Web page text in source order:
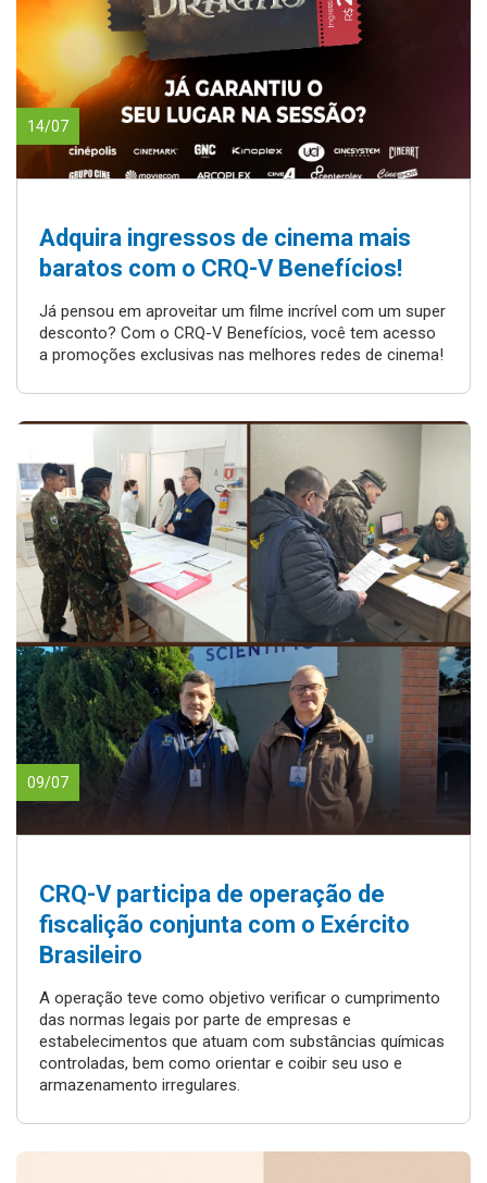
14/07
Adquira ingressos de cinema mais
baratos com o CRQ-V Benefícios!
Já pensou em aproveitar um filme incrível com um super
desconto? Com o CRQ-V Benefícios, você tem acesso
a promoções exclusivas nas melhores redes de cinema!
09/07
CRQ-V participa de operação de
fiscalição conjunta com o Exército
Brasileiro
A operação teve como objetivo verificar o cumprimento
das normas legais por parte de empresas e
estabelecimentos que atuam com substâncias químicas
controladas, bem como orientar e coibir seu uso e
armazenamento irregulares.